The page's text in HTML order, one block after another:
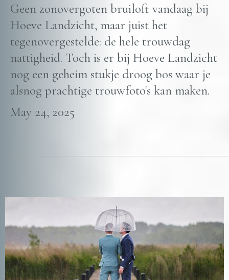
Geen zonovergoten bruiloft vandaag bij
Hoeve Landzicht, maar juist het
tegenovergestelde: de hele trouwdag
nattigheid. Toch is er bij Hoeve Landzicht
nog een geheim stukje droog bos waar je
alsnog prachtige trouwfoto's kan maken.
May 24, 2025